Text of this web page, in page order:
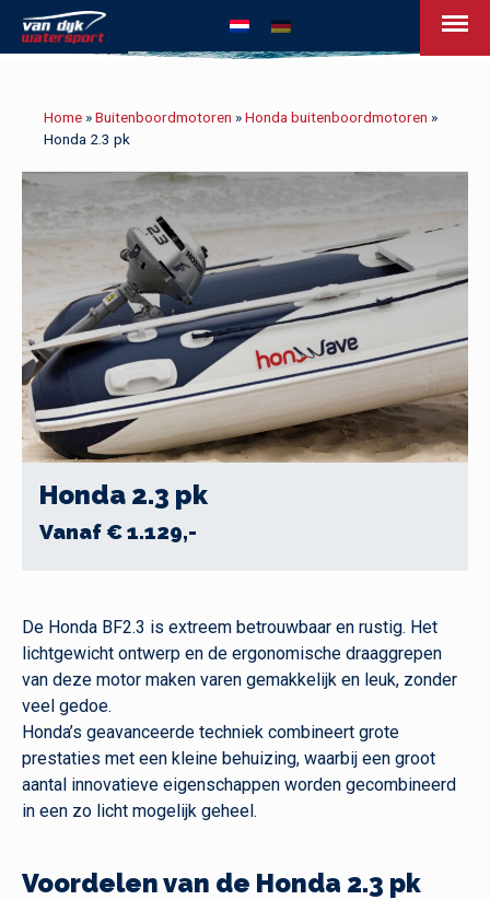
van Dijk Watersport - Uw leven op het
Home »Buitenboordmotoren »Honda buitenboordmotoren »
Honda 2.3 pk
Honda 2.3 pk
Vanaf € 1.129,-
De Honda BF2.3 is extreem betrouwbaar en rustig. Het
lichtgewicht ontwerp en de ergonomische draaggrepen
van deze motor maken varen gemakkelijk en leuk, zonder
veel gedoe.
Honda’s geavanceerde techniek combineert grote
prestaties met een kleine behuizing, waarbij een groot
aantal innovatieve eigenschappen worden gecombineerd
in een zo licht mogelijk geheel.
Voordelen van de Honda 2.3 pk